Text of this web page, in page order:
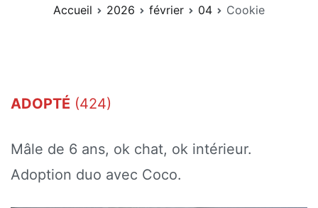
Accueil 2026 février 04 Cookie
ADOPTÉ (424)
Mâle de 6 ans, ok chat, ok intérieur.
Adoption duo avec Coco.